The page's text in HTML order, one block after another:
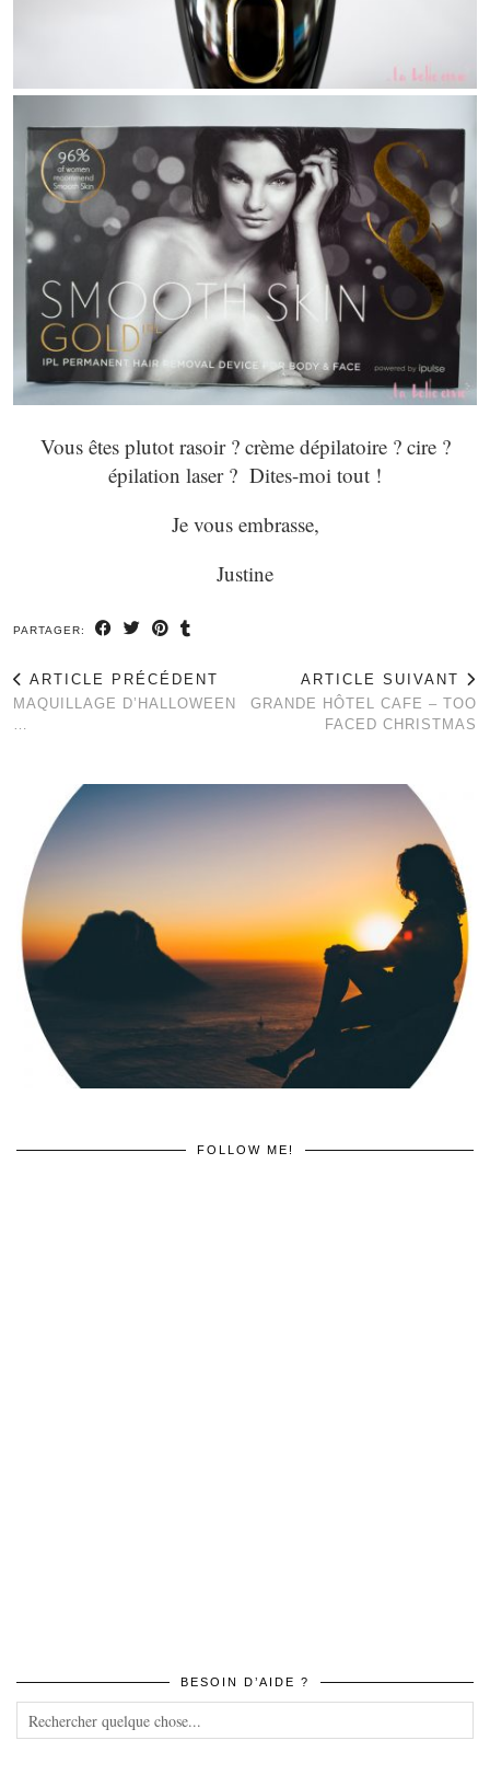
Vous êtes plutot rasoir ? crème dépilatoire ? cire ?
épilation laser ? Dites-moi tout !
Je vous embrasse,
Justine
PARTAGER:
ARTICLE PRÉCÉDENT
MAQUILLAGE D’HALLOWEEN
ARTICLE SUIVANT
GRANDE HÔTEL CAFE – TOO
FACED CHRISTMAS
FOLLOW ME!
BESOIN D’AIDE ?